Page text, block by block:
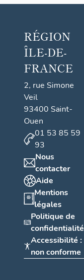
RÉGION
ÎLE-DE-
FRANCE
2, rue Simone
Veil
93400 Saint-
Ouen
01 53 85 59
93
Nous
contacter
Aide
Mentions
légales
Politique de
confidentialité
Accessibilité :
non conforme